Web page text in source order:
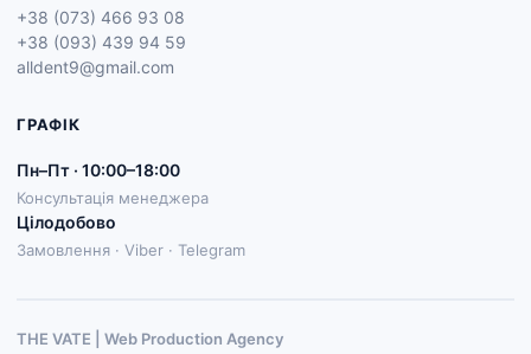
+38 (073) 466 93 08
+38 (093) 439 94 59
alldent9@gmail.com
ГРАФІК
Пн–Пт · 10:00–18:00
Консультація менеджера
Цілодобово
Замовлення · Viber · Telegram
THE VATE | Web Production Agenсy